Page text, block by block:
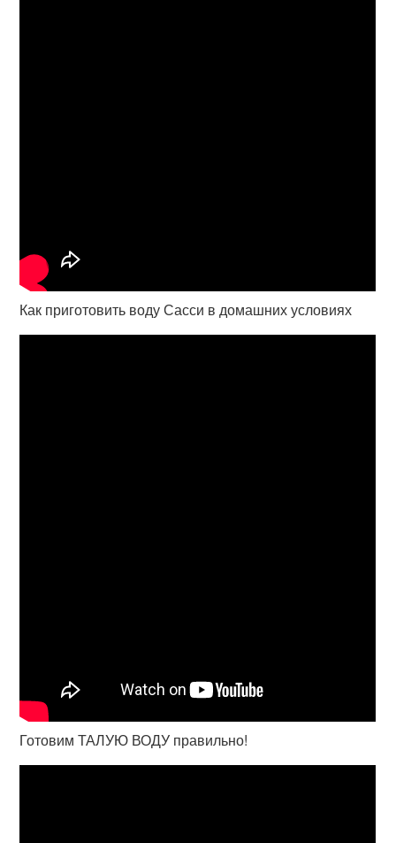
Как приготовить воду Сасси в домашних условиях
Готовим ТАЛУЮ ВОДУ правильно!